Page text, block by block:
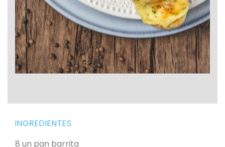
INGREDIENTES
8 un pan barrita